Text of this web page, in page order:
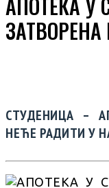
СТУДЕНИЦА –
НЕЋЕ РАДИТИ У